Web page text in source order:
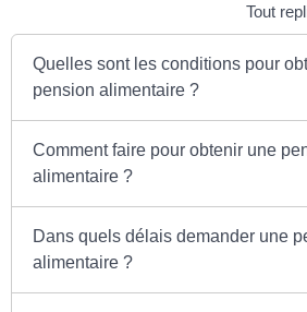
Tout
Quelles sont les conditions pour
pension alimentaire ?
Comment faire pour obtenir une
alimentaire ?
Dans quels délais demander une
alimentaire ?